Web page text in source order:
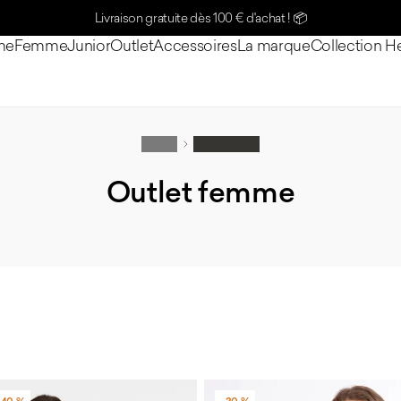
Livraison gratuite dès 100 € d'achat ! 📦
FemmeJuniorOutletAccessoiresLa marqueCollection
Outlet femme